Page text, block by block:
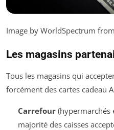
Image by WorldSpectrum
Les magasins
Tous les magasins qui
forcément des cartes cadeau
Carrefour(hypermarchés
majorité des caisses